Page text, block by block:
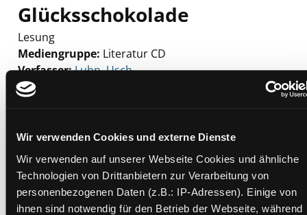
Wir verwenden Cookies und externe Dienste
Wir verwenden auf unserer Webseite Cookies und ähnliche
Technologien von Drittanbietern zur Verarbeitung von
personenbezogenen Daten (z.B.: IP-Adressen). Einige von
ihnen sind notwendig für den Betrieb der Webseite, während
Glücksschokolade
Lesung
Mediengruppe: Literatur CD
Verfasser:Suche nach diesem Verfasser
Luhn, Usch
Beschreibung ein-/ausblenden
Mehr Informationen ein-/ausblenden
Exemplare